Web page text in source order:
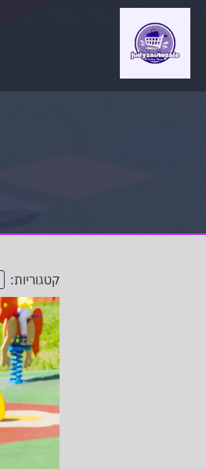
קטגוריות: